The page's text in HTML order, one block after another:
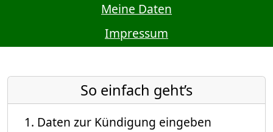
Meine Daten
Impressum
So einfach geht’s
Daten zur Kündigung eingeben